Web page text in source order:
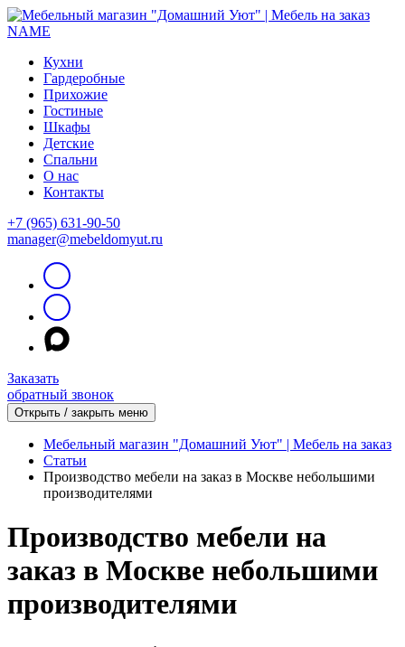
Кухни
Гардеробные
Прихожие
Гостиные
Шкафы
Детские
Спальни
О нас
Контакты
+7 (965) 631-90-50
manager@mebeldomyut.ru
Заказать
обратный звонок
Открыть / закрыть меню
Мебельный магазин "Домашний Уют" | Мебель на заказ
Статьи
Производство мебели на заказ в Москве небольшими
производителями
Производство мебели на
заказ в Москве небольшими
производителями